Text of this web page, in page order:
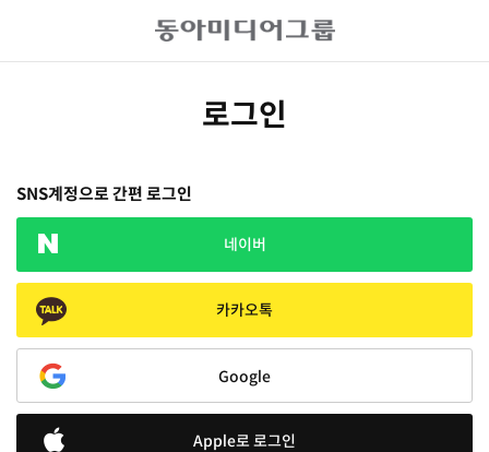
로그인
SNS계정으로 간편 로그인
네이버
카카오톡
Google
Apple로 로그인